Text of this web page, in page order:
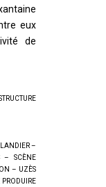
eux
de
–
– SCÈNE
– UZÈS